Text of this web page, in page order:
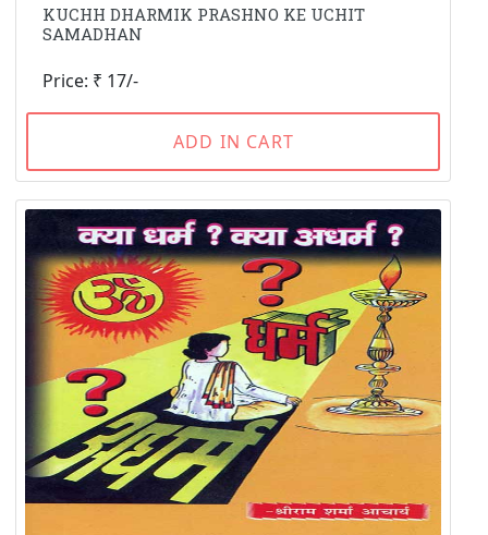
KUCHH DHARMIK PRASHNO KE UCHIT
SAMADHAN
Price: ₹ 17/-
ADD IN CART